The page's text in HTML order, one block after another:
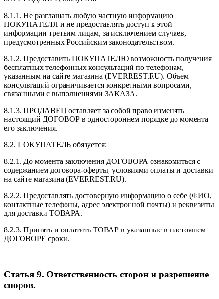
8.1.1. Не разглашать любую частную информацию
ПОКУПАТЕЛЯ и не предоставлять доступ к этой
информации третьим лицам, за исключением случаев,
предусмотренных Российским законодательством.
8.1.2. Предоставить ПОКУПАТЕЛЮ возможность получения
бесплатных телефонных консультаций по телефонам,
указанным на сайте магазина (EVERREST.RU). Объем
консультаций ограничивается конкретными вопросами,
связанными с выполнениями ЗАКАЗА.
8.1.3. ПРОДАВЕЦ оставляет за собой право изменять
настоящий ДОГОВОР в одностороннем порядке до момента
его заключения.
8.2. ПОКУПАТЕЛЬ обязуется:
8.2.1. До момента заключения ДОГОВОРА ознакомиться с
содержанием договора-оферты, условиями оплаты и доставки
на сайте магазина (EVERREST.RU).
8.2.2. Предоставлять достоверную информацию о себе (ФИО,
контактные телефоны, адрес электронной почты) и реквизиты
для доставки ТОВАРА.
8.2.3. Принять и оплатить ТОВАР в указанные в настоящем
ДОГОВОРЕ сроки.
Статья 9. Ответственность сторон и разрешение
споров.